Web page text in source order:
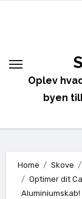
Oplev
byen
Home Skove
Optimer dit
Aluminiumskab!